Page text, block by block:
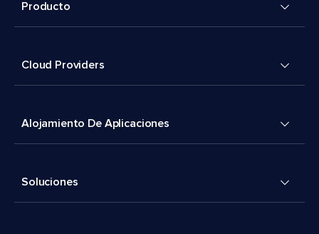
Producto
Cloud Providers
Alojamiento De Aplicaciones
Soluciones